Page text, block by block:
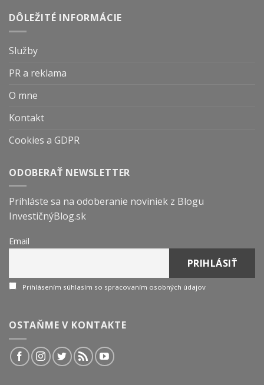
DÔLEŽITÉ INFORMÁCIE
Služby
PR a reklama
O mne
Kontakt
Cookies a GDPR
ODOBERAŤ NEWSLETTER
Prihláste sa na odoberanie noviniek z Blogu
InvestičnýBlog.sk
Email
Prihlásením súhlasím so spracovaním osobných údajov
OSTAŇME V KONTAKTE